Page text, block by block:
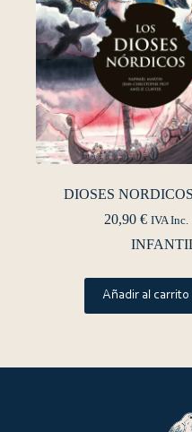
DIOSES
20,90 € IVA Inc.
Añadir al carrito